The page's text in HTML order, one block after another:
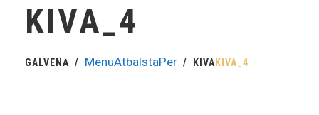
KIVA_4
GALVENĀ MenuAtbalstaPer KIVA KIVA_4